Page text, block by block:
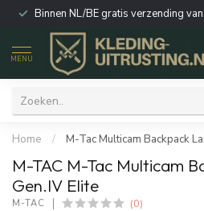
Binnen NL/BE gratis verzending
MENU
Home / M-Tac Multicam Backpack
M-TAC M-Tac Multicam
Gen.IV Elite
M-TAC (0)